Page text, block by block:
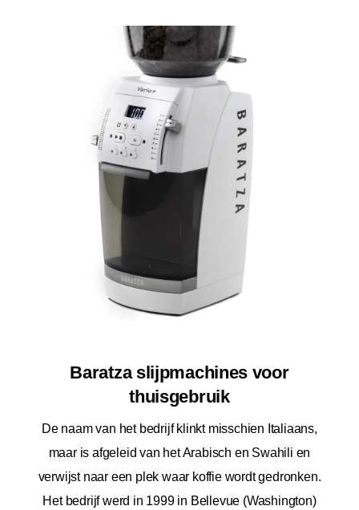
Baratza slijpmachines voor
thuisgebruik
De naam van het bedrijf klinkt misschien Italiaans,
maar is afgeleid van het Arabisch en Swahili en
verwijst naar een plek waar koffie wordt gedronken.
Het bedrijf werd in 1999 in Bellevue (Washington)